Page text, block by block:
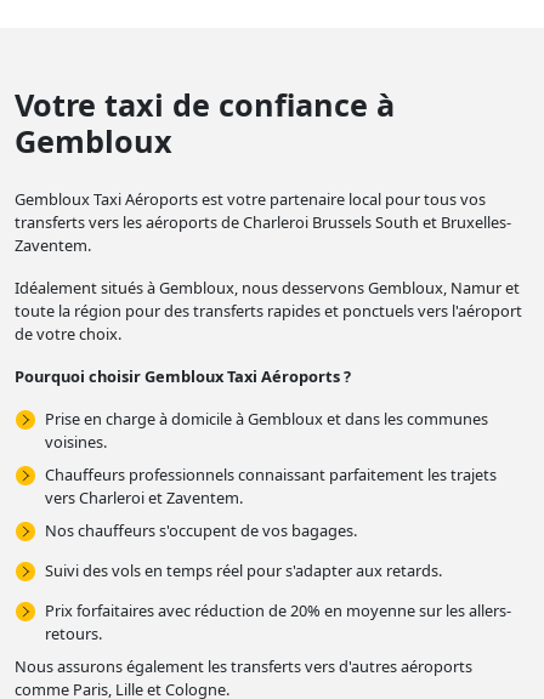
Votre taxi de confiance à
Gembloux
Gembloux Taxi Aéroports est votre partenaire local pour tous vos
transferts vers les aéroports de Charleroi Brussels South et Bruxelles-
Zaventem.
Idéalement situés à Gembloux, nous desservons Gembloux, Namur et
toute la région pour des transferts rapides et ponctuels vers l'aéroport
de votre choix.
Pourquoi choisir Gembloux Taxi Aéroports ?
Prise en charge à domicile à Gembloux et dans les communes
voisines.
Chauffeurs professionnels connaissant parfaitement les trajets
vers Charleroi et Zaventem.
Nos chauffeurs s'occupent de vos bagages.
Suivi des vols en temps réel pour s'adapter aux retards.
Prix forfaitaires avec réduction de 20% en moyenne sur les allers-
retours.
Nous assurons également les transferts vers d'autres aéroports
comme Paris, Lille et Cologne.